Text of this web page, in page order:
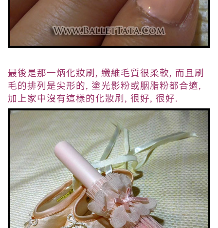
最後是那一炳化妝刷, 纖維毛質很柔軟, 而且刷
毛的排列是尖形的, 塗光影粉或胭脂粉都合適,
加上家中沒有這樣的化妝刷, 很好, 很好.